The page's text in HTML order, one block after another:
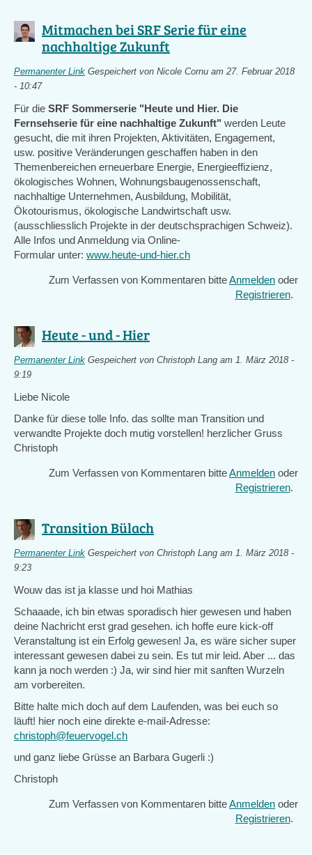
Mitmachen bei SRF Serie für eine
nachhaltige Zukunft
Permanenter Link Gespeichert von Nicole Cornu am 27. Februar 2018
- 10:47
Für die SRF Sommerserie "Heute und Hier. Die
Fernsehserie für eine nachhaltige Zukunft" werden Leute
gesucht, die mit ihren Projekten, Aktivitäten, Engagement,
usw. positive Veränderungen geschaffen haben in den
Themenbereichen erneuerbare Energie, Energieeffizienz,
ökologisches Wohnen, Wohnungsbaugenossenschaft,
nachhaltige Unternehmen, Ausbildung, Mobilität,
Ökotourismus, ökologische Landwirtschaft usw.
(ausschliesslich Projekte in der deutschsprachigen Schweiz).
Alle Infos und Anmeldung via Online-
Formular unter: www.heute-und-hier.ch
Zum Verfassen von Kommentaren bitteAnmelden oder
Registrieren.
Heute - und - Hier
Permanenter Link Gespeichert von Christoph Lang am 1. März 2018 -
9:19
Liebe Nicole
Danke für diese tolle Info. das sollte man Transition und
verwandte Projekte doch mutig vorstellen! herzlicher Gruss
Christoph
Zum Verfassen von Kommentaren bitteAnmelden oder
Registrieren.
Transition Bülach
Permanenter Link Gespeichert von Christoph Lang am 1. März 2018 -
9:23
Wouw das ist ja klasse und hoi Mathias
Schaaade, ich bin etwas sporadisch hier gewesen und haben
deine Nachricht erst grad gesehen. ich hoffe eure kick-off
Veranstaltung ist ein Erfolg gewesen! Ja, es wäre sicher super
interessant gewesen dabei zu sein. Es tut mir leid. Aber ... das
kann ja noch werden :) Ja, wir sind hier mit sanften Wurzeln
am vorbereiten.
Bitte halte mich doch auf dem Laufenden, was bei euch so
läuft! hier noch eine direkte e-mail-Adresse:
christoph@feuervogel.ch
und ganz liebe Grüsse an Barbara Gugerli :)
Christoph
Zum Verfassen von Kommentaren bitteAnmelden oder
Registrieren.